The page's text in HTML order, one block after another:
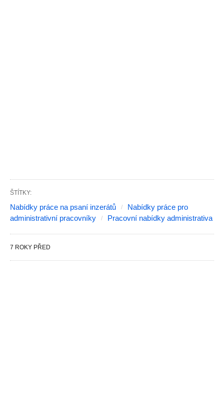
ŠTÍTKY:
Nabídky práce na psaní inzerátů
Nabídky práce pro
administrativní pracovníky
Pracovní nabídky administrativa
7 ROKY PŘED